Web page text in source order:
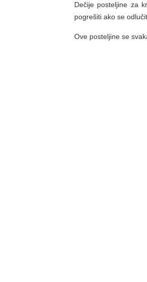
Dečije posteljine za
pogrešiti ako se
Ove posteljine se